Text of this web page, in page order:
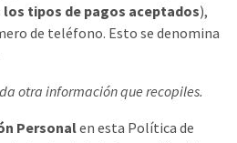
tipos de pagos aceptados),
de teléfono. Esto se denomina
otra información que recopiles.
Personalen esta Política de